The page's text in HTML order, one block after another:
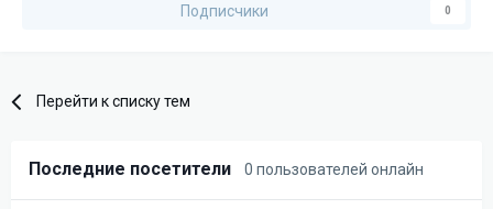
Подписчики 0
Перейти к списку тем
Последние посетители 0 пользователей онлайн